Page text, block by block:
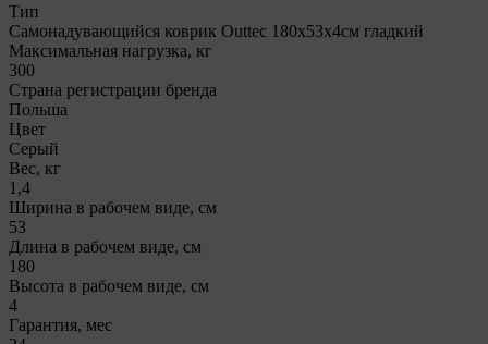
Тип
Самонадувающийся коврик Outtec 180х53х4см гладкий
Максимальная нагрузка, кг
300
Страна регистрации бренда
Польша
Цвет
Серый
Вес, кг
1,4
Ширина в рабочем виде, см
53
Длина в рабочем виде, см
180
Высота в рабочем виде, см
4
Гарантия, мес